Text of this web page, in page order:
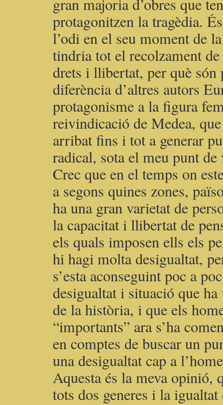
gran majoria d’obres que
protagonitzen la tragèdia.
l’odi en el seu moment de
tindria tot el recolzament
drets i llibertat, per què
diferència d’altres autors
protagonisme a la figura
reivindicació de Medea,
arribat fins i tot a generar
radical, sota el meu punt
Crec que en el temps on
a segons quines zones,
ha una gran varietat de
la capacitat i llibertat de
els quals imposen ells els
hi hagi molta desigualtat,
s’esta aconseguint poc a
desigualtat i situació que
de la història, i que els
“importants” ara s’ha
en comptes de buscar un
una desigualtat cap a
Aquesta és la meva opinió,
tots dos generes i la igualtat